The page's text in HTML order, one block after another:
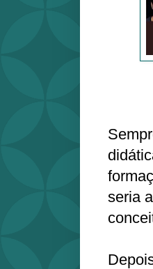
seria